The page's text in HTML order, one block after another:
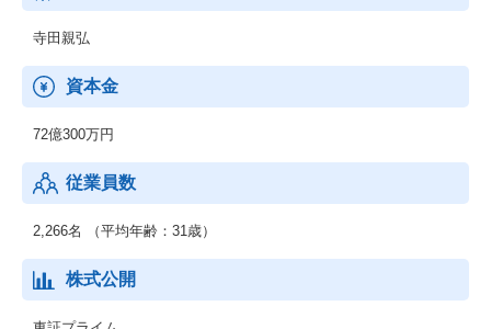
【Bill One】
紙の請求書、PDFの請求書などあらゆる請求書がデータ化され、
2020年5月からリリースし、売上の20％を占めるまで成長！新規機
能も追加され、「バージョン４」の段階、24年後半にも新規追加
【Contract One】
契約を電子上で締結、正確にデータ化し電子で管理ができるサー
ビス。
個人向け名刺管理、キャリアプロフィールアプリ。名刺管理だけ
ではなくキャリア情報に出会え、企業からスカウトが届きます。
寺田親弘
資本金
72億300万円
従業員数
2,266名 （平均年齢：31歳）
株式公開